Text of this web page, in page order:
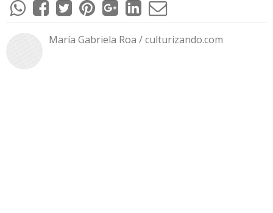
María Gabriela Roa / culturizando.com